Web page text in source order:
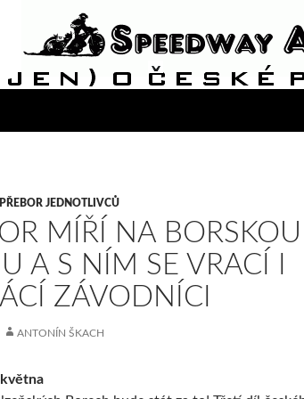
PŘEBOR JEDNOTLIVCŮ
MÍŘÍ NA BORSKOU
A S NÍM SE VRACÍ I
ZÁVODNÍCI
ANTONÍN ŠKACH